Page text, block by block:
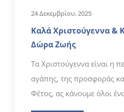
24 Δεκεμβρίου, 2025
Καλά Χριστούγεννα &
Δώρα Ζωής
Τα Χριστούγεννα είναι η
αγάπης, της προσφοράς
Φέτος, ας κάνουμε όλοι